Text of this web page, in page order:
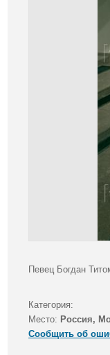
Певец Богдан
Категория:
Место: Россия,
Сообщить об